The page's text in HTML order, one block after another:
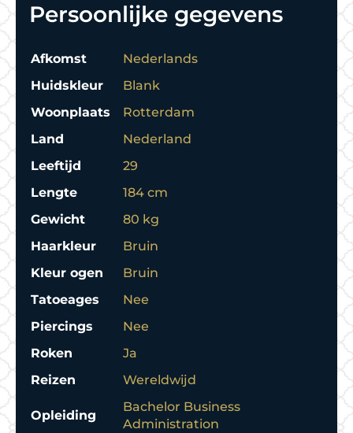
Persoonlijke gegevens
Afkomst
Nederlands
Huidskleur
Blank
Woonplaats
Rotterdam
Land
Nederland
Leeftijd
29
Lengte
184 cm
Gewicht
80 kg
Haarkleur
Bruin
Kleur ogen
Bruin
Tatoeages
Nee
Piercings
Nee
Roken
Ja
Reizen
Wereldwijd
Opleiding
Bachelor Business
Administration